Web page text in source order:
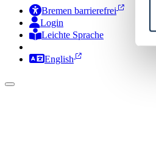
Bremen barrierefrei
Login
Leichte Sprache
Zur Deutschen Gebärdensprache
English